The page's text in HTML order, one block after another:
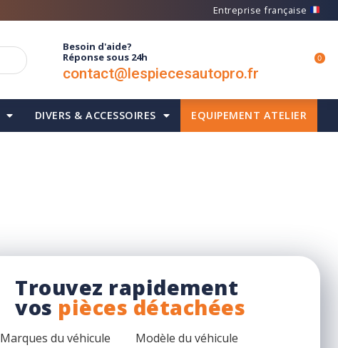
Entreprise française
Besoin d'aide?
Réponse sous 24h
contact@lespiecesautopro.fr
0
DIVERS & ACCESSOIRES EQUIPEMENT ATELIER
Trouvez rapidement
vos pièces détachées
Marques du véhicule Modèle du véhicule